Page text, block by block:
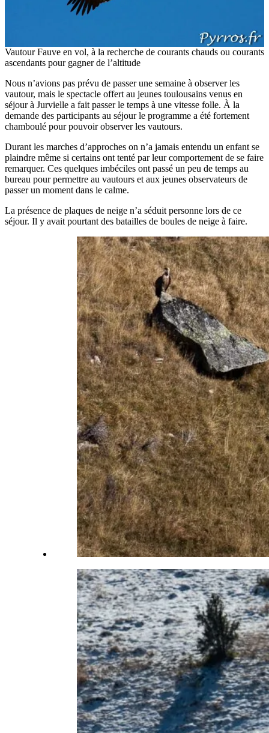
Vautour Fauve en vol, à la recherche de courants chauds ou courants
ascendants pour gagner de l’altitude
Nous n’avions pas prévu de passer une semaine à observer les
vautour, mais le spectacle offert au jeunes toulousains venus en
séjour à Jurvielle a fait passer le temps à une vitesse folle. À la
demande des participants au séjour le programme a été fortement
chamboulé pour pouvoir observer les vautours.
Durant les marches d’approches on n’a jamais entendu un enfant se
plaindre même si certains ont tenté par leur comportement de se faire
remarquer. Ces quelques imbéciles ont passé un peu de temps au
bureau pour permettre au vautours et aux jeunes observateurs de
passer un moment dans le calme.
La présence de plaques de neige n’a séduit personne lors de ce
séjour. Il y avait pourtant des batailles de boules de neige à faire.